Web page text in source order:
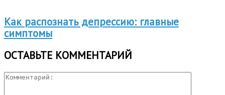
Как распознать депрессию: главные
симптомы
ОСТАВЬТЕ КОММЕНТАРИЙ